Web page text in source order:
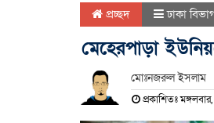
প্রচ্ছদ ঢাকা
মেহেরপাড়া
মোঃনজরুল ইসলাম
প্রকাশিতঃ